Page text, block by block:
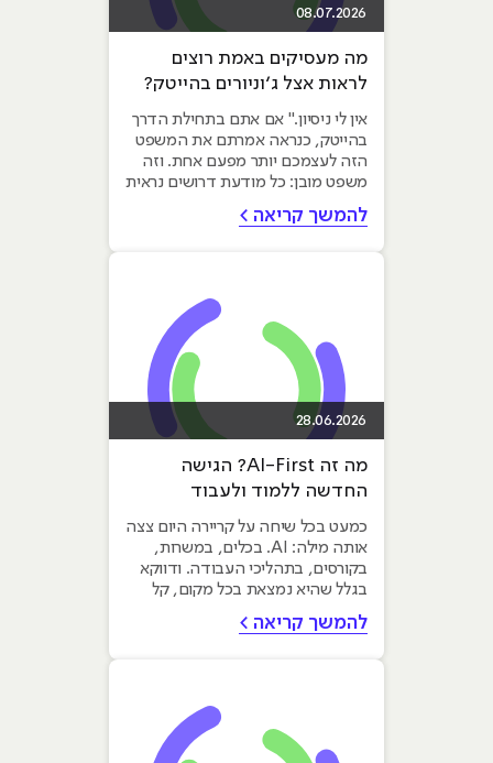
08.07.2026
מה מעסיקים באמת רוצים
לראות אצל ג׳וניורים בהייטק?
המדריך המלא ל-2026
אין לי ניסיון." אם אתם בתחילת הדרך
בהייטק, כנראה אמרתם את המשפט
הזה לעצמכם יותר מפעם אחת. וזה
משפט מובן: כל מודעת דרושים נראית
כאילו נכתבה עבור...
להמשך קריאה >
28.06.2026
מה זה AI-First? הגישה
החדשה ללמוד ולעבוד
כמעט בכל שיחה על קריירה היום צצה
אותה מילה: AI. בכלים, במשרות,
בקורסים, בתהליכי העבודה. ודווקא
בגלל שהיא נמצאת בכל מקום, קל
לפספס את העיקר. אז...
להמשך קריאה >